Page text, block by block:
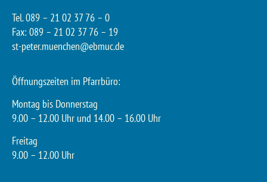
Tel. 089 – 21 02 37 76 – 0
Fax: 089 – 21 02 37 76 – 19
st-peter.muenchen@ebmuc.de
Öffnungszeiten im Pfarrbüro:
Montag bis Donnerstag
9.00 – 12.00 Uhr und 14.00 – 16.00 Uhr
Freitag
9.00 – 12.00 Uhr